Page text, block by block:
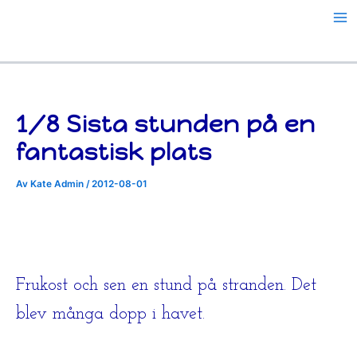
1/8 Sista stunden på en
fantastisk plats
Av Kate Admin /2012-08-01
Frukost och sen en stund på stranden. Det
blev många dopp i havet.